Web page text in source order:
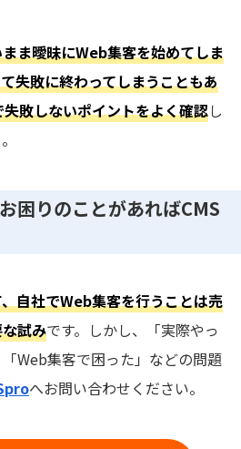
ま曖昧にWeb集客を始めてしま
失敗に終わってしまうこともあ
敗しないポイントをよく確認し
困りのことがあればCMS
自社でWeb集客を行うことは売
試みです。しかし、「実際やっ
Web集客で困った」などの問題
へお問い合わせください。